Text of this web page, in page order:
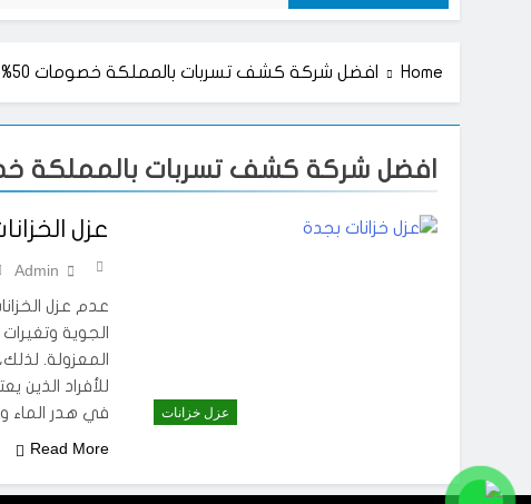
Home افضل شركة كشف تسربات بالمملكة خصومات 50%
افضل شركة كشف تسربات بالمملكة
عزل خزانات
عزل
Admin
عدم عزل
الجوية
المعزولة.
للأفراد الذين
في هدر الماء
Read More